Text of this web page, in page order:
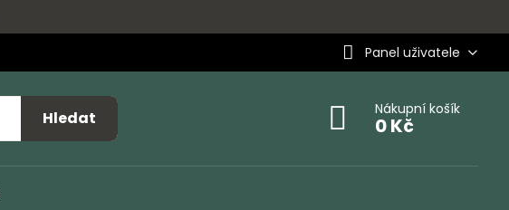
Panel uživatele
Hledat Nákupní košík
0 Kč